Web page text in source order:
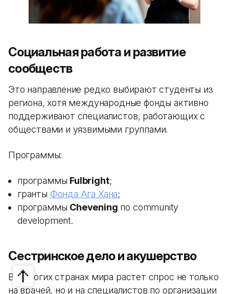
Социальная работа и развитие
сообществ
Это направление редко выбирают студенты из
региона, хотя международные фонды активно
поддерживают специалистов, работающих с
обществами и уязвимыми группами.
Программы:
программы Fulbright;
гранты Фонда Ага Хана;
программы Chevening по community
development.
Сестринское дело и акушерство
Во многих странах мира растет спрос не только
на врачей, но и на специалистов по организации